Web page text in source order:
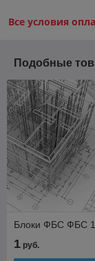
Все условия
Подобные
Блоки ФБС ФБС
1 руб.